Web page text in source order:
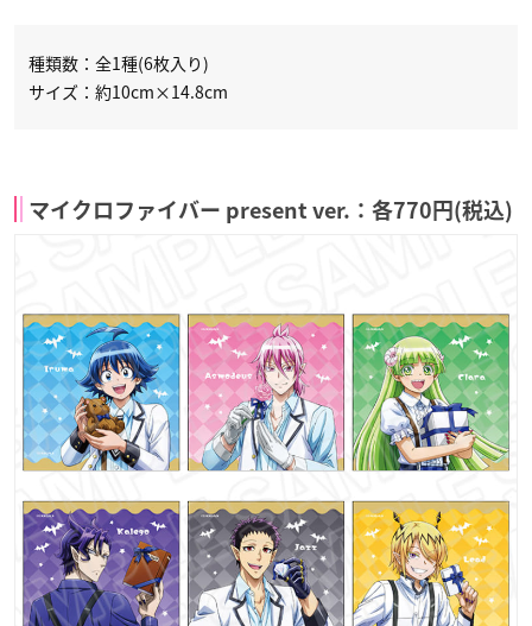
種類数：全1種(6枚入り)
サイズ：約10cm×14.8cm
マイクロファイバー present ver.：各770円(税込)